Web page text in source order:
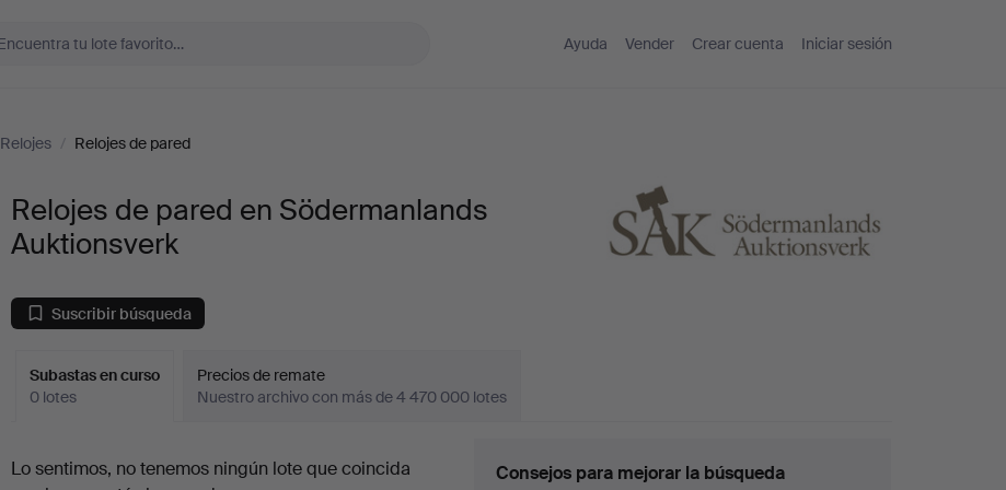
Ayuda Vender Crear cuenta Iniciar sesión
Relojes / Relojes de pared
Relojes de pared en Södermanlands
Auktionsverk
Suscribir búsqueda
Subastas en curso
0 lotes
Precios de remate
Nuestro archivo con más de 4 470 000 lotes
Subastas
Lo sentimos, no tenemos ningún lote que coincida
Consejos para mejorar la búsqueda